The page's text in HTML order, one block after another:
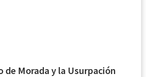
de Morada y la Usurpación